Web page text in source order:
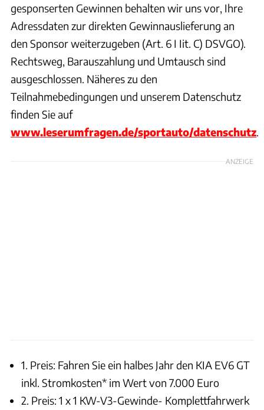
gesponserten Gewinnen behalten wir uns vor, Ihre
Adressdaten zur direkten Gewinnauslieferung an
den Sponsor weiterzugeben (Art. 6 I Iit. C) DSVGO).
Rechtsweg, Barauszahlung und Umtausch sind
ausgeschlossen. Näheres zu den
Teilnahmebedingungen und unserem Datenschutz
finden Sie auf
www.leserumfragen.de/sportauto/datenschutz
ANZEIGE
1. Preis: Fahren Sie ein halbes Jahr den KIA EV6 GT
inkl. Stromkosten* im Wert von 7.000 Euro
2. Preis: 1 x 1 KW-V3-Gewinde- Komplettfahrwerk